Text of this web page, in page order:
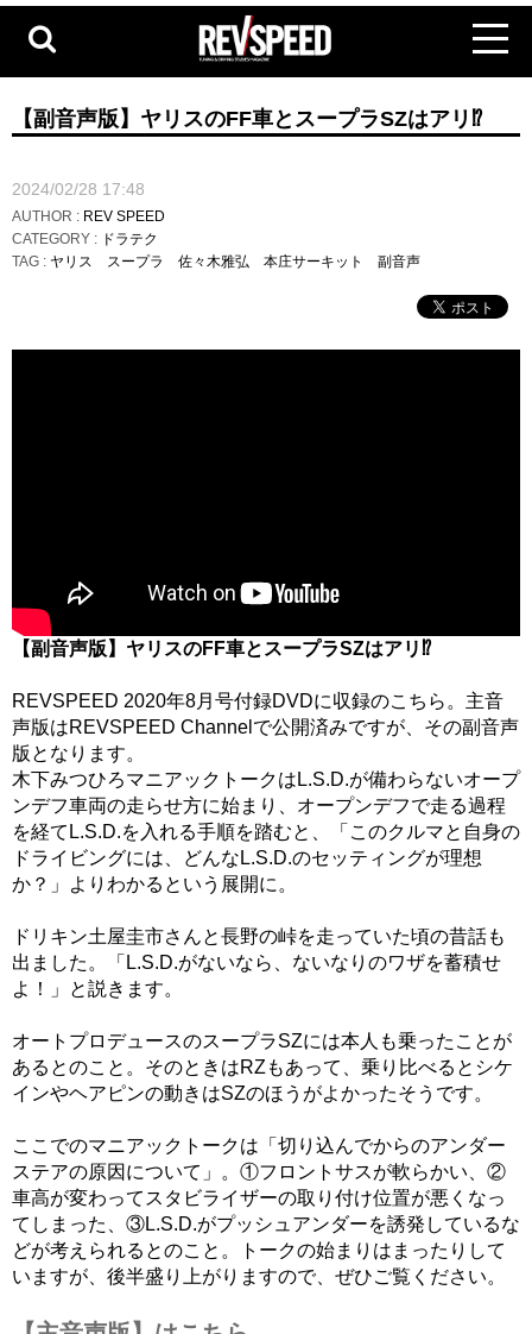
【副音声版】ヤリスのFF車とスープラSZはアリ⁉
2024/02/28 17:48
AUTHOR : REV SPEED
CATEGORY : ドラテク
TAG : ヤリス スープラ 佐々木雅弘 本庄サーキット 副音声
【副音声版】ヤリスのFF車とスープラSZはアリ⁉
REVSPEED 2020年8月号付録DVDに収録のこちら。主音
声版はREVSPEED Channelで公開済みですが、その副音声
版となります。
木下みつひろマニアックトークはL.S.D.が備わらないオープ
ンデフ車両の走らせ方に始まり、オープンデフで走る過程
を経てL.S.D.を入れる手順を踏むと、「このクルマと自身の
ドライビングには、どんなL.S.D.のセッティングが理想
か？」よりわかるという展開に。
ドリキン土屋圭市さんと長野の峠を走っていた頃の昔話も
出ました。「L.S.D.がないなら、ないなりのワザを蓄積せ
よ！」と説きます。
オートプロデュースのスープラSZには本人も乗ったことが
あるとのこと。そのときはRZもあって、乗り比べるとシケ
インやヘアピンの動きはSZのほうがよかったそうです。
ここでのマニアックトークは「切り込んでからのアンダー
ステアの原因について」。①フロントサスが軟らかい、②
車高が変わってスタビライザーの取り付け位置が悪くなっ
てしまった、③L.S.D.がプッシュアンダーを誘発しているな
どが考えられるとのこと。トークの始まりはまったりして
いますが、後半盛り上がりますので、ぜひご覧ください。